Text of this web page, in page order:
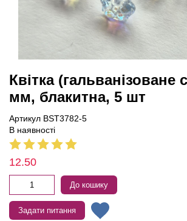
Квітка (гальванізоване
мм, блакитна, 5 шт
Артикул BST3782-5
В наявності
12.50
До кошику
Задати питання